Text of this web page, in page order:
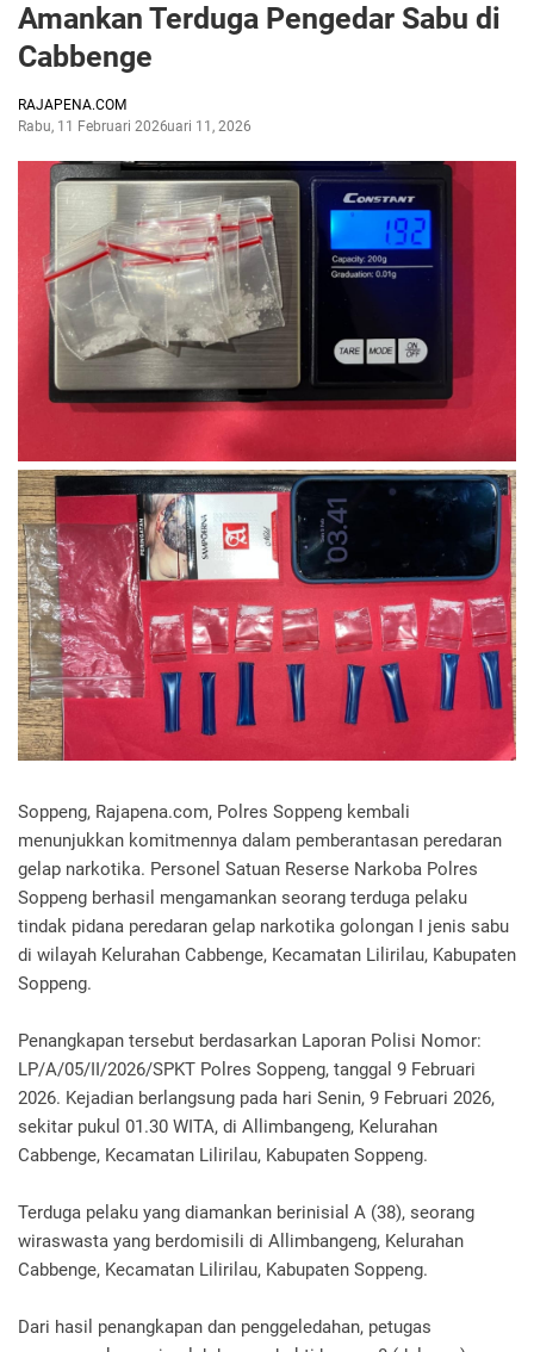
Amankan Terduga Pengedar Sabu di
Cabbenge
RAJAPENA.COM
Rabu, 11 Februari 2026Februari 11, 2026
Soppeng, Rajapena.com, Polres Soppeng kembali
menunjukkan komitmennya dalam pemberantasan peredaran
gelap narkotika. Personel Satuan Reserse Narkoba Polres
Soppeng berhasil mengamankan seorang terduga pelaku
tindak pidana peredaran gelap narkotika golongan I jenis sabu
di wilayah Kelurahan Cabbenge, Kecamatan Lilirilau, Kabupaten
Soppeng.
Penangkapan tersebut berdasarkan Laporan Polisi Nomor:
LP/A/05/II/2026/SPKT Polres Soppeng, tanggal 9 Februari
2026. Kejadian berlangsung pada hari Senin, 9 Februari 2026,
sekitar pukul 01.30 WITA, di Allimbangeng, Kelurahan
Cabbenge, Kecamatan Lilirilau, Kabupaten Soppeng.
Terduga pelaku yang diamankan berinisial A (38), seorang
wiraswasta yang berdomisili di Allimbangeng, Kelurahan
Cabbenge, Kecamatan Lilirilau, Kabupaten Soppeng.
Dari hasil penangkapan dan penggeledahan, petugas